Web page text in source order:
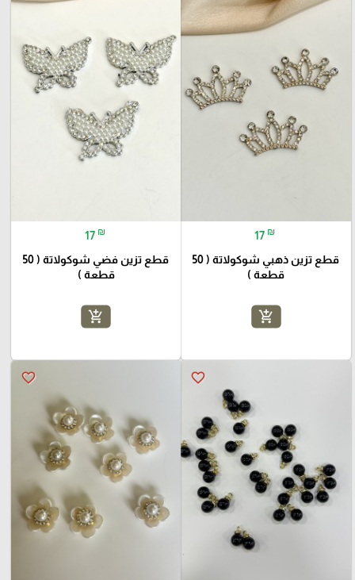
17 ₪
قطع تزين ذهبي شوكولاتة ( 50
قطعة )
add_shopping_cart
17 ₪
قطع تزين فضي شوكولاتة ( 50
قطعة )
add_shopping_cart
favorite_border
favorite_border